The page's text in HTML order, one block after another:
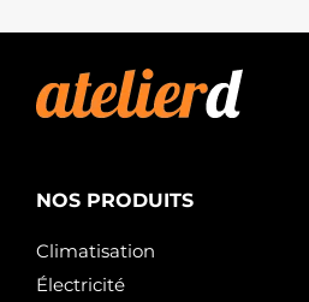
NOS PRODUITS
Climatisation
Électricité